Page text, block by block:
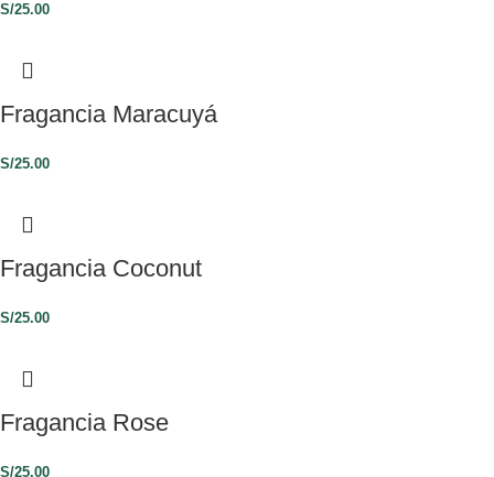
S/25.00
Fragancia Maracuyá
S/25.00
Fragancia Coconut
S/25.00
Fragancia Rose
S/25.00